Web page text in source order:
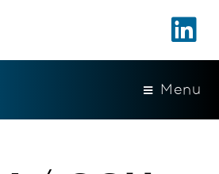
Menu